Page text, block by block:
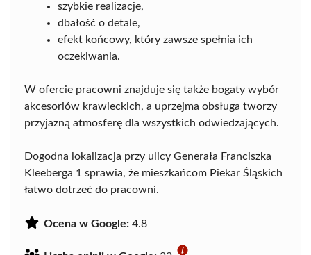
szybkie realizacje,
dbałość o detale,
efekt końcowy, który zawsze spełnia ich
oczekiwania.
W ofercie pracowni znajduje się także bogaty wybór
akcesoriów krawieckich, a uprzejma obsługa tworzy
przyjazną atmosferę dla wszystkich odwiedzających.
Dogodna lokalizacja przy ulicy Generała Franciszka
Kleeberga 1 sprawia, że mieszkańcom Piekar Śląskich
łatwo dotrzeć do pracowni.
Ocena w Google: 4.8